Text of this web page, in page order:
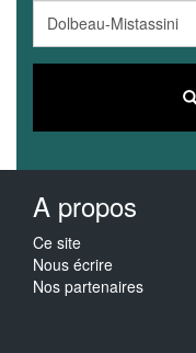
A propos
Ce site
Nous écrire
Nos partenaires